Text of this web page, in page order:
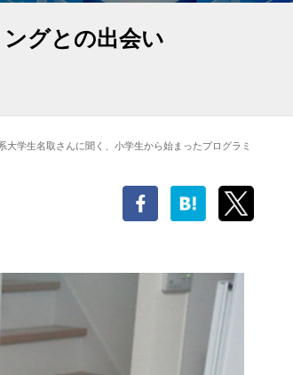
グとの出会い
大学生名取さんに聞く、小学生から始まったプログラミ